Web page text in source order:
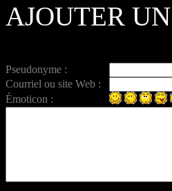
AJOUTER
Pseudonyme :
Courriel ou site Web :
Émoticon :